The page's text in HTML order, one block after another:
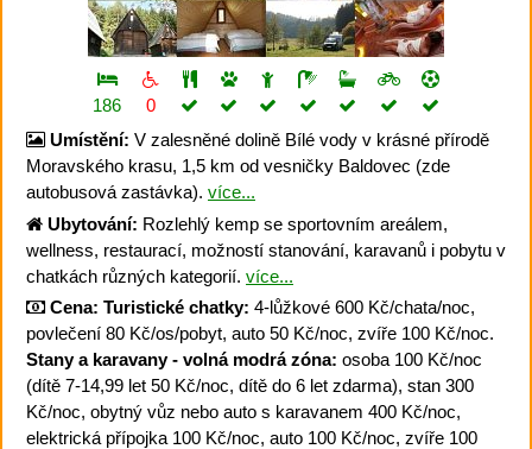
186
0
Umístění: V zalesněné dolině Bílé vody v krásné přírodě
Moravského krasu, 1,5 km od vesničky Baldovec (zde
autobusová zastávka). více...
Ubytování: Rozlehlý kemp se sportovním areálem,
wellness, restaurací, možností stanování, karavanů i pobytu v
chatkách různých kategorií. více...
Cena: Turistické chatky: 4-lůžkové 600 Kč/chata/noc,
povlečení 80 Kč/os/pobyt, auto 50 Kč/noc, zvíře 100 Kč/noc.
Stany a karavany - volná modrá zóna: osoba 100 Kč/noc
(dítě 7-14,99 let 50 Kč/noc, dítě do 6 let zdarma), stan 300
Kč/noc, obytný vůz nebo auto s karavanem 400 Kč/noc,
elektrická přípojka 100 Kč/noc, auto 100 Kč/noc, zvíře 100